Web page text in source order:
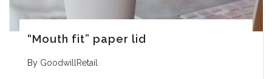
“Mouth fit” paper lid
By GoodwillRetail